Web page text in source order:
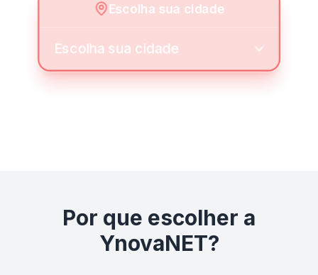
Escolha sua cidade
Por que escolher a
YnovaNET?